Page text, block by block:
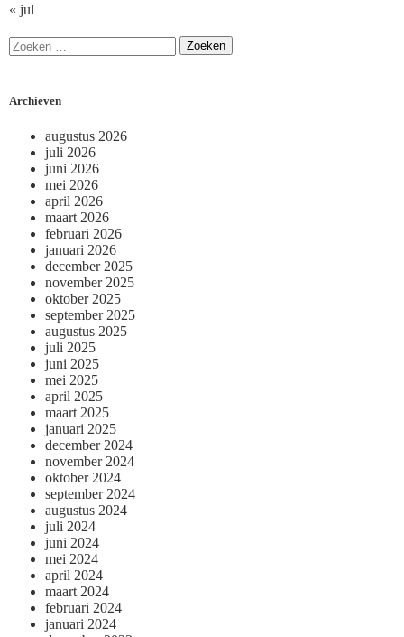
« jul
Archieven
augustus 2026
juli 2026
juni 2026
mei 2026
april 2026
maart 2026
februari 2026
januari 2026
december 2025
november 2025
oktober 2025
september 2025
augustus 2025
juli 2025
juni 2025
mei 2025
april 2025
maart 2025
januari 2025
december 2024
november 2024
oktober 2024
september 2024
augustus 2024
juli 2024
juni 2024
mei 2024
april 2024
maart 2024
februari 2024
januari 2024